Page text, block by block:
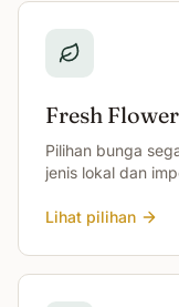
Fresh
Pilihan bunga
jenis lokal dan
Lihat pilihan